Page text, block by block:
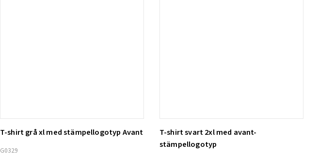
Lägg till i varukorg Lägg till i varukorg
T-shirt grå xl med stämpellogotyp Avant
G0329
T-shirt svart 2xl med avant-
stämpellogotyp